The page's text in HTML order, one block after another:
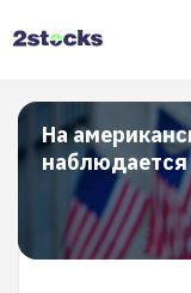
На
наблюдается